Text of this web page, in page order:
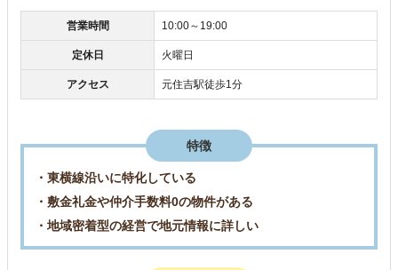
営業時間 10:00～19:00
定休日 火曜日
アクセス 元住吉駅徒歩1分
特徴
・東横線沿いに特化している
・敷金礼金や仲介手数料0の物件がある
・地域密着型の経営で地元情報に詳しい